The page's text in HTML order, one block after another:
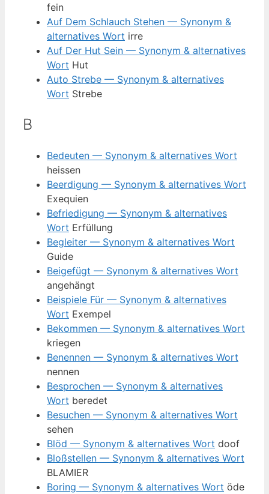
fein
Auf Dem Schlauch Stehen — Synonym &
alternatives Wort irre
Auf Der Hut Sein — Synonym & alternatives
Wort Hut
Auto Strebe — Synonym & alternatives
Wort Strebe
B
Bedeuten — Synonym & alternatives Wort
heissen
Beerdigung — Synonym & alternatives Wort
Exequien
Befriedigung — Synonym & alternatives
Wort Erfüllung
Begleiter — Synonym & alternatives Wort
Guide
Beigefügt — Synonym & alternatives Wort
angehängt
Beispiele Für — Synonym & alternatives
Wort Exempel
Bekommen — Synonym & alternatives Wort
kriegen
Benennen — Synonym & alternatives Wort
nennen
Besprochen — Synonym & alternatives
Wort beredet
Besuchen — Synonym & alternatives Wort
sehen
Blöd — Synonym & alternatives Wort doof
Bloßstellen — Synonym & alternatives Wort
BLAMIER
Boring — Synonym & alternatives Wort öde